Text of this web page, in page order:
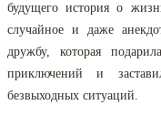
будущего история о
случайное и даже
дружбу, которая
приключений и
безвыходных ситуаций.